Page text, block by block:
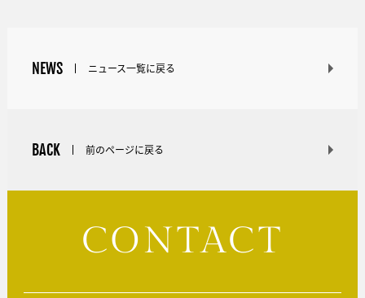
NEWS ニュース一覧に戻る
BACK 前のページに戻る
CONTACT